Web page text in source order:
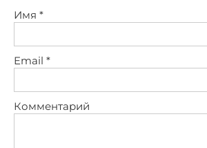
Имя *
Email *
Комментарий